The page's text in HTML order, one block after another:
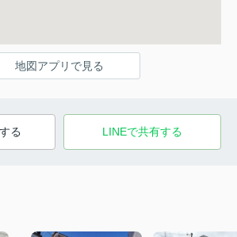
地図アプリで見る
る LINEで共有する